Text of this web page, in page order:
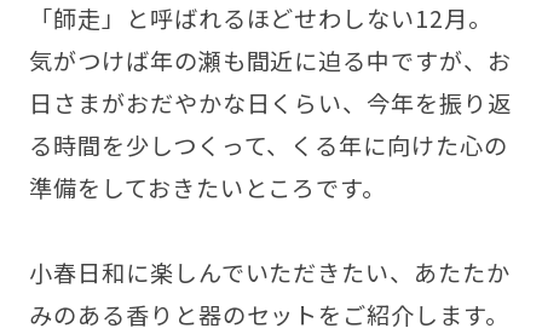
「師走」と呼ばれるほどせわしない12月。
気がつけば年の瀬も間近に迫る中ですが、お
日さまがおだやかな日くらい、今年を振り返
る時間を少しつくって、くる年に向けた心の
準備をしておきたいところです。
小春日和に楽しんでいただきたい、あたたか
みのある香りと器のセットをご紹介します。